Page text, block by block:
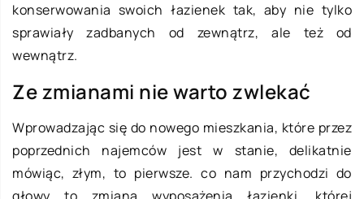
konserwowania swoich łazienek tak, aby nie tylko
sprawiały zadbanych od zewnątrz, ale też od
wewnątrz.
Ze zmianami nie warto zwlekać
Wprowadzając się do nowego mieszkania, które przez
poprzednich najemców jest w stanie, delikatnie
mówiąc, złym, to pierwsze. co nam przychodzi do